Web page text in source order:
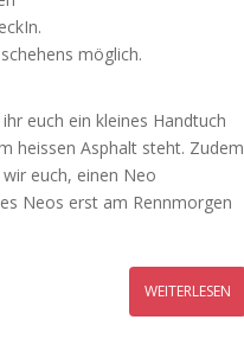
möglich.
euch ein kleines Handtuch
heissen Asphalt steht. Zudem
euch, einen Neo
Neos erst am Rennmorgen
WEITERLESEN